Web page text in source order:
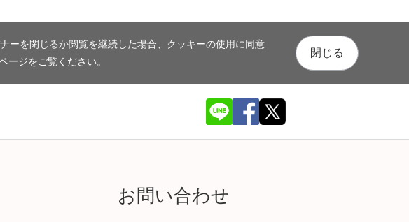
ーを閉じるか閲覧を継続した場合、クッキーの使用に同意
ージをご覧ください。
閉じる
お問い合わせ